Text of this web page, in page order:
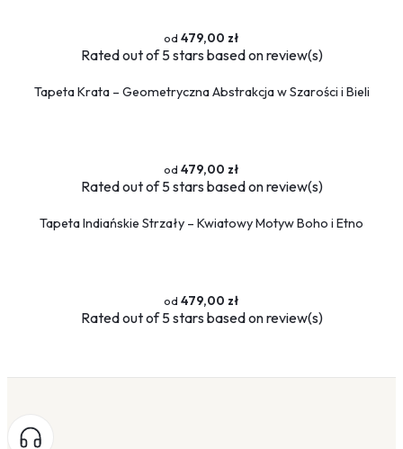
479,00 zł
Ratedout of 5 stars based onreview(s)
Tapeta Krata – Geometryczna Abstrakcja w Szarości i Bieli
479,00 zł
Ratedout of 5 stars based onreview(s)
Tapeta Indiańskie Strzały – Kwiatowy Motyw Boho i Etno
479,00 zł
Ratedout of 5 stars based onreview(s)